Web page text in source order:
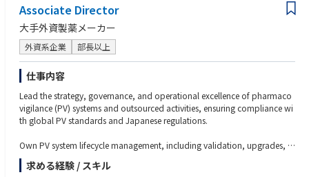
・Direct multidisciplinary interaction
■Interfaces
Works with:
・Global matrix teams
・Regional BI counterparts
・External partners
Academic institutions
Investigators
■Also interfaces with:
・Regulatory authorities
・International societies
・Other relevant international stakeholders
Associate Director
大手外資製薬メーカー
外資系企業 部長以上
仕事内容
Lead the strategy, governance, and operational excellence of pharmaco
vigilance (PV) systems and outsourced activities, ensuring compliance wi
th global PV standards and Japanese regulations.
Own PV system lifecycle management, including validation, upgrades, c
hange control, data integrity, inspection readiness, and technical owners
hip of safety data migration/transfer.
求める経験 / スキル